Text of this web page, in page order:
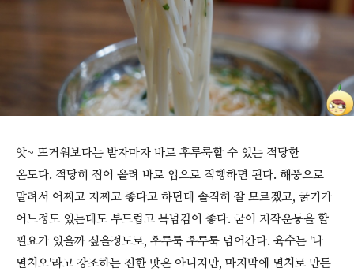
앗~ 뜨거워보다는 받자마자 바로 후루룩할 수 있는 적당한
온도다. 적당히 집어 올려 바로 입으로 직행하면 된다. 해풍으로
말려서 어쩌고 저쩌고 좋다고 하던데 솔직히 잘 모르겠고, 굵기가
어느정도 있는데도 부드럽고 목넘김이 좋다. 굳이 저작운동을 할
필요가 있을까 싶을정도로, 후루룩 후루룩 넘어간다. 육수는 '나
멸치오'라고 강조하는 진한 맛은 아니지만, 마지막에 멸치로 만든